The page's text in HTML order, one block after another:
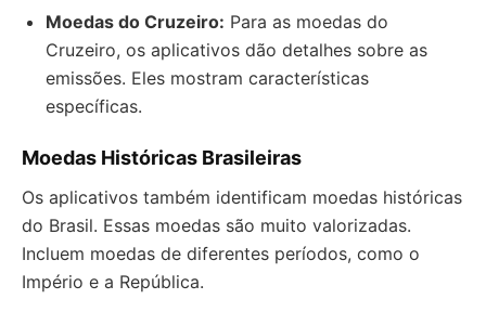
Moedas do Cruzeiro: Para as moedas do
Cruzeiro, os aplicativos dão detalhes sobre as
emissões. Eles mostram características
específicas.
Moedas Históricas Brasileiras
Os aplicativos também identificam moedas históricas
do Brasil. Essas moedas são muito valorizadas.
Incluem moedas de diferentes períodos, como o
Império e a República.